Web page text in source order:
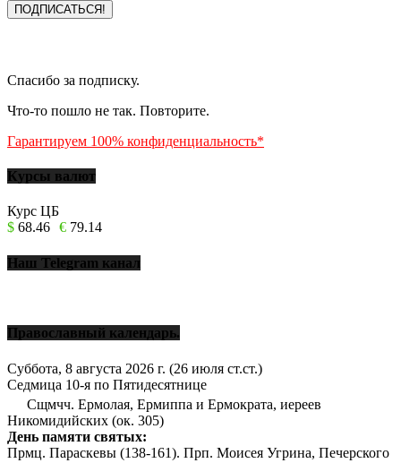
Спасибо за подписку.
Что-то пошло не так. Повторите.
Гарантируем 100% конфиденциальность*
Курсы валют
Курс ЦБ
$ 68.46 € 79.14
Наш Telegram канал
Православный календарь.
Суббота, 8 августа 2026 г. (26 июля ст.ст.)
Седмица 10-я по Пятидесятнице
Сщмчч. Ермолая, Ермиппа и Ермократа, иереев
Никомидийских (ок. 305)
День памяти святых:
Прмц. Параскевы (138-161). Прп. Моисея Угрина, Печерского